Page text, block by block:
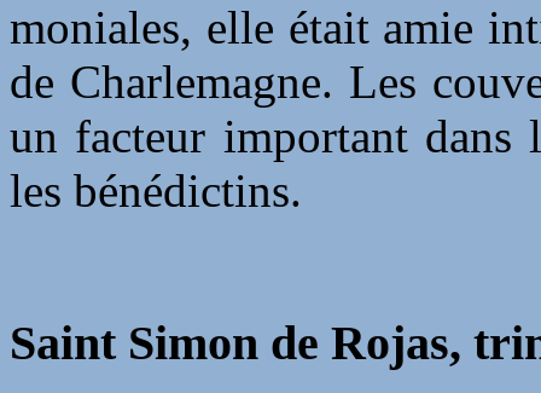
moniales, elle était amie
de Charlemagne. Les
un facteur important dans
les bénédictins.
Saint Simon de Rojas,